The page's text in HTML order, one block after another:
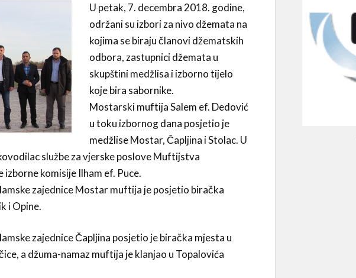
U petak, 7. decembra 2018. godine,
održani su izbori za nivo džemata na
kojima se biraju članovi džematskih
odbora, zastupnici džemata u
skupštini medžlisa i izborno tijelo
koje bira sabornike.
Mostarski muftija Salem ef. Dedović
u toku izbornog dana posjetio je
medžlise Mostar, Čapljina i Stolac. U
službe za vjerske poslove Muftijstva
komisije Ilham ef. Puce.
zajednice Mostar muftija je posjetio biračka
i Opine.
zajednice Čapljina posjetio je biračka mjesta u
a džuma-namaz muftija je klanjao u Topalovića